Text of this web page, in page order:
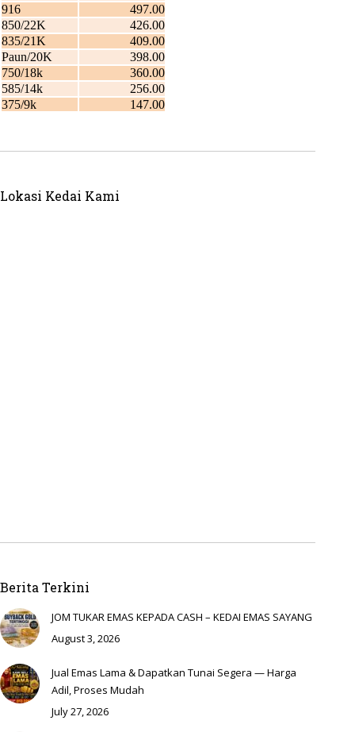
Lokasi Kedai Kami
Berita Terkini
JOM TUKAR EMAS KEPADA CASH – KEDAI EMAS SAYANG
August 3, 2026
Jual Emas Lama & Dapatkan Tunai Segera — Harga
Adil, Proses Mudah
July 27, 2026